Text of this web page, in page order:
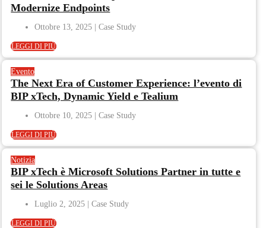
Modernize Endpoints
Ottobre 13, 2025
LEGGI DI PIÙ
Evento
The Next Era of Customer Experience: l’evento di
BIP xTech, Dynamic Yield e Tealium
Ottobre 10, 2025
LEGGI DI PIÙ
Notizia
BIP xTech è Microsoft Solutions Partner in tutte e
sei le Solutions Areas
Luglio 2, 2025
LEGGI DI PIÙ